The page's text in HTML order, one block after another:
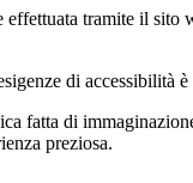
tramite il
di accessibilità
fatta di
preziosa.